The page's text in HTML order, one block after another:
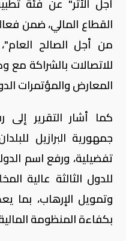
أجل الأثر" عن فئة
القطاع المالي، ضمن
من أجل الصالح
للاتصالات بالشراكة مع
المعارض والمؤتمرات
كما أشار التقرير
جمهورية البرازيل
تفضيلية، ورفع اسم
للدول الثالثة عالية
وتمويل الإرهاب، بما
بكفاءة المنظومة